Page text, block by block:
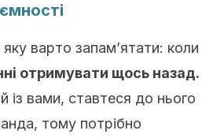
варто запам’ятати: коли
отримувати щось назад.
із вами, ставтеся до нього
тому потрібно